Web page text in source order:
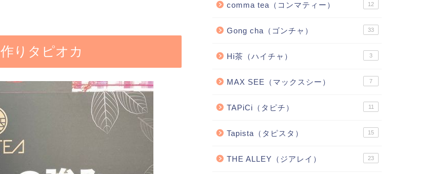
りタピオカ
comma tea（コンマティー） 12
Gong cha（ゴンチャ） 33
Hi茶（ハイチャ） 3
MAX SEE（マックスシー） 7
TAPiCi（タピチ） 11
Tapista（タピスタ） 15
THE ALLEY（ジアレイ） 23